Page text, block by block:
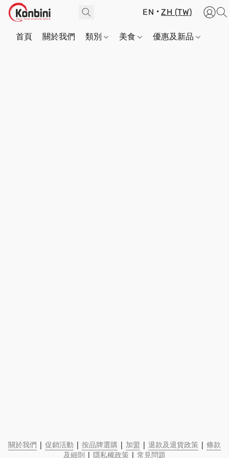
EN ZH (TW)
首頁 關於我們 類別 美食 優惠及新品
關於我們 | 促銷活動 | 按品牌選購 | 加盟 | 退款及退貨政策 | 條款
及細則 | 隱私權政策 | 常見問題